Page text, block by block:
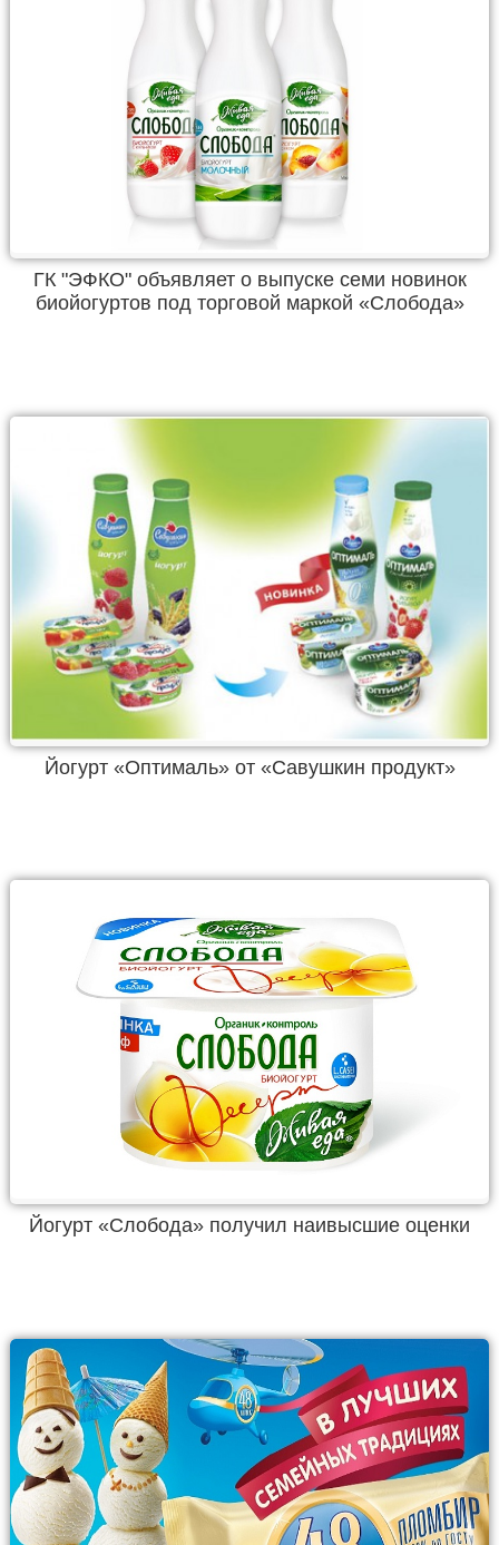
ГК "ЭФКО" объявляет о выпуске семи новинок
биойогуртов под торговой маркой «Слобода»
Йогурт «Оптималь» от «Савушкин продукт»
Йогурт «Слобода» получил наивысшие оценки